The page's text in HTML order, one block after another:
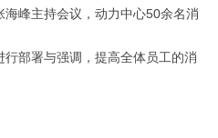
峰主持会议，动力中心50余名消
部署与强调，提高全体员工的消